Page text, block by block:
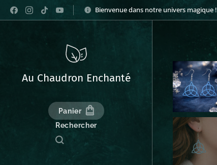
Bienvenue dans notre univers magique !
Au Chaudron Enchanté
Panier
Rechercher